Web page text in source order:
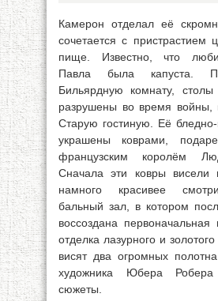
Камерон отделал её
сочетается с пристрастием
пище. Известно, что
Павла была капуста.
Бильярдную комнату,
разрушены во время войны,
Старую гостиную. Её
украшены коврами,
французским королём
Сначала эти ковры висели
намного красивее
бальный зал, в котором
воссоздана первоначальная
отделка лазурного и
висят два огромных
художника Юбера
сюжеты.